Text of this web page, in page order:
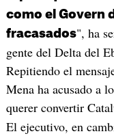
como el Govern
fracasados", ha
gente del Delta del
Repitiendo el
Mena ha acusado a
querer convertir
El ejecutivo, en